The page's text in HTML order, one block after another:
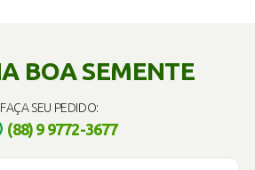
BOA SEMENTE
FAÇA SEU PEDIDO:
(88) 9 9772-3677